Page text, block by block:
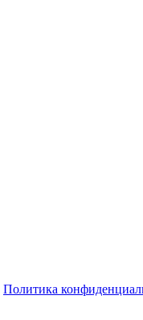
Политика